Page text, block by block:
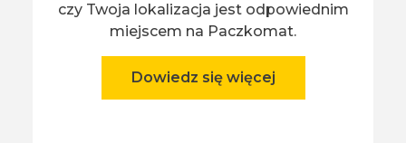
czy Twoja lokalizacja jest odpowiednim
miejscem na Paczkomat.
Dowiedz się więcej